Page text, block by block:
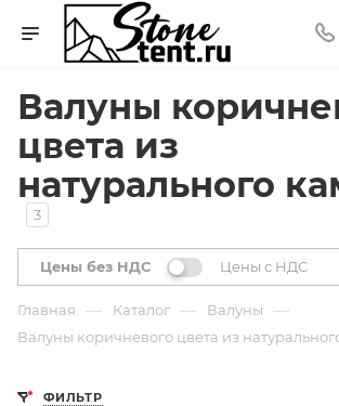
Валуны
цвета из
натурального
3
Цены без НДС Цены с НДС
Главная — Каталог — Валуны —
Валуны коричневого цвета из
ФИЛЬТР